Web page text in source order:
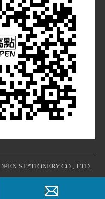
STATIONERY CO., LTD.